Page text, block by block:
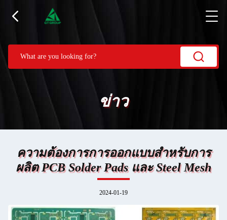
ข่าว
ความต้องการการออกแบบสําหรับการ
ผลิต PCB Solder Pads และ Steel Mesh
2024-01-19